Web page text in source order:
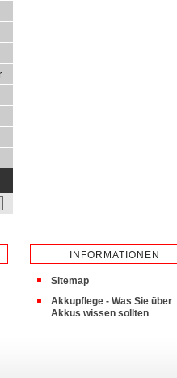
INFORMATIONEN
Sitemap
Akkupflege - Was Sie über
Akkus wissen sollten